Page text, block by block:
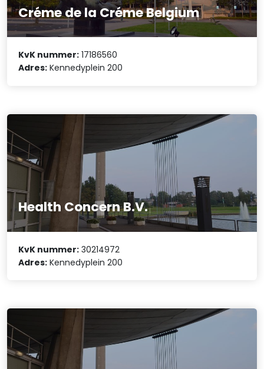
Créme de la Créme Belgium
KvK nummer: 17186560
Adres: Kennedyplein 200
Health Concern B.V.
KvK nummer: 30214972
Adres: Kennedyplein 200